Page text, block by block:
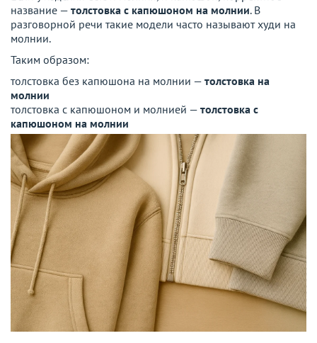
название — толстовка с капюшоном на молнии. В
разговорной речи такие модели часто называют худи на
молнии.
Таким образом:
толстовка без капюшона на молнии — толстовка на
молнии
толстовка с капюшоном и молнией — толстовка с
капюшоном на молнии